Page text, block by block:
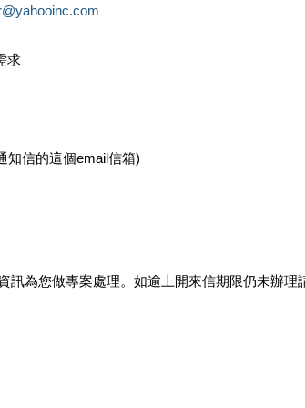
求
知信的這個email信箱)
訊為您做專案處理。如逾上開來信期限仍未辦